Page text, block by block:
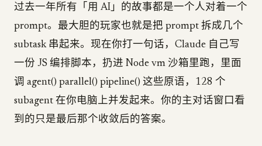
过去一年所有「用 AI」的故事都是一个人对着一个
prompt。最大胆的玩家也就是把 prompt 拆成几个
subtask 串起来。现在你打一句话，Claude 自己写
一份 JS 编排脚本，扔进 Node vm 沙箱里跑，里面
调 agent() parallel() pipeline() 这些原语，128 个
subagent 在你电脑上并发起来。你的主对话窗口看
到的只是最后那个收敛后的答案。